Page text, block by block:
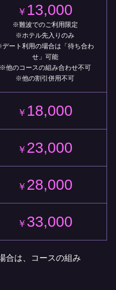
￥ 13,000
※難波でのご利用限定
※ホテル先入りのみ
ート利用の場合は「待ち合わ
せ」可能
※他のコースの組み合わせ不可
※他の割引併用不可
￥ 18,000
￥ 23,000
￥ 28,000
￥ 33,000
合は、コースの組み